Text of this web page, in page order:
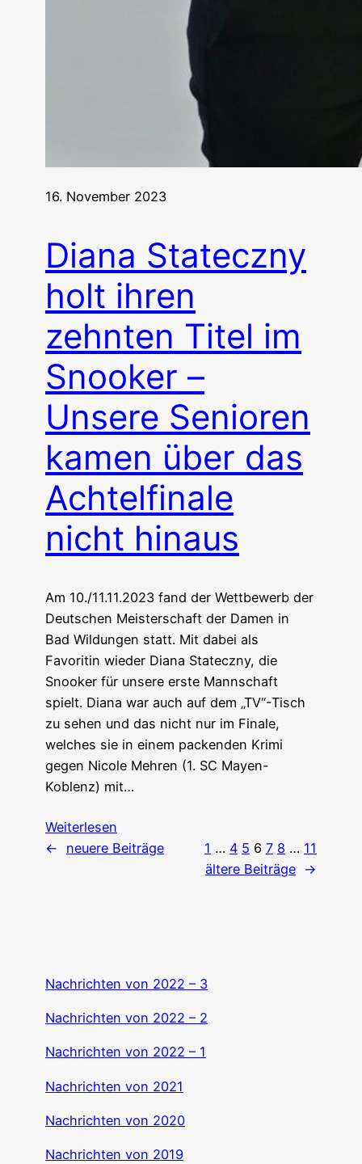
16. November 2023
Diana Stateczny
holt ihren
zehnten Titel im
Snooker –
Unsere Senioren
kamen über das
Achtelfinale
nicht hinaus
Am 10./11.11.2023 fand der Wettbewerb der
Deutschen Meisterschaft der Damen in
Bad Wildungen statt. Mit dabei als
Favoritin wieder Diana Stateczny, die
Snooker für unsere erste Mannschaft
spielt. Diana war auch auf dem „TV“-Tisch
zu sehen und das nicht nur im Finale,
welches sie in einem packenden Krimi
gegen Nicole Mehren (1. SC Mayen-
Koblenz) mit…
Weiterlesen
←
neuere Beiträge 1 … 4 5 6 7 8 … 11
ältere Beiträge →
Nachrichten von 2022 – 3
Nachrichten von 2022 – 2
Nachrichten von 2022 – 1
Nachrichten von 2021
Nachrichten von 2020
Nachrichten von 2019